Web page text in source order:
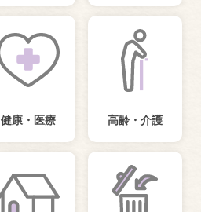
健康・医療 高齢・介護